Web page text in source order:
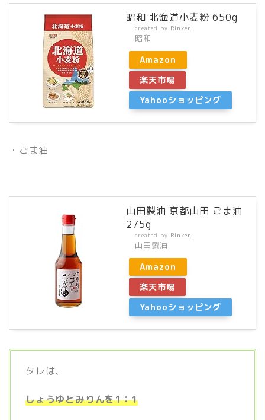
昭和 北海道小麦粉 650g
created by Rinker
昭和
Amazon
楽天市場
Yahooショッピング
・ごま油
山田製油 京都山田 ごま油
275g
created by Rinker
山田製油
Amazon
楽天市場
Yahooショッピング
タレは、
しょうゆとみりんを1：1